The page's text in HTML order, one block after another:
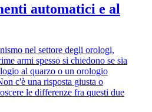
automatici e al
nel settore degli orologi,
armi spesso si chiedono se sia
al quarzo o un orologio
c'è una risposta giusta o
le differenze fra questi due